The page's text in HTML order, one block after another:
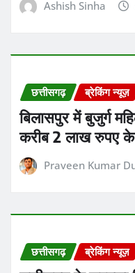
छत्तीसगढ़ ब्रेकिंग न्यूज़
नाबालिग छात्रा से
पटना से हिरासत में
Praveen Kumar
2021 के चर्चित